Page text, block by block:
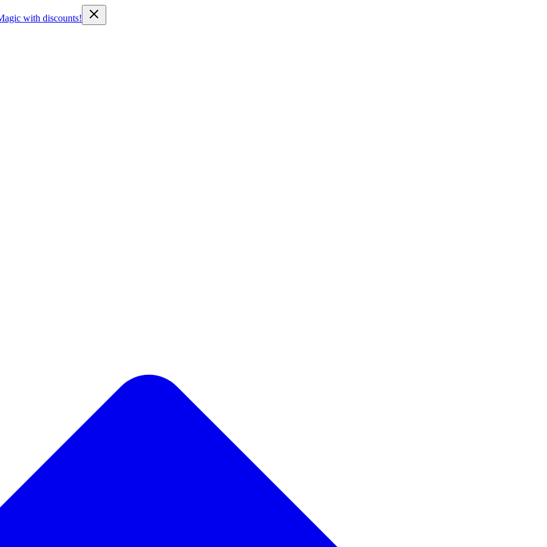
with discounts!